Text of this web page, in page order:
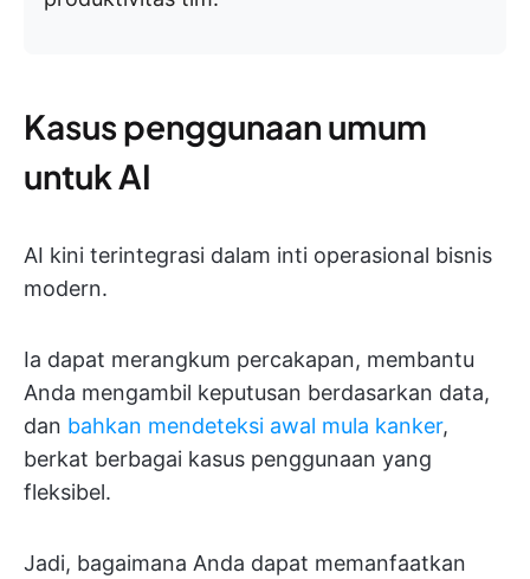
Kasus penggunaan umum
untuk AI
AI kini terintegrasi dalam inti operasional bisnis
modern.
Ia dapat merangkum percakapan, membantu
Anda mengambil keputusan berdasarkan data,
dan bahkan mendeteksi awal mula kanker,
berkat berbagai kasus penggunaan yang
fleksibel.
Jadi, bagaimana Anda dapat memanfaatkan